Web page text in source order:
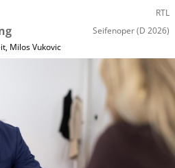
RTL
Seifenoper(D 2026)
, Milos Vukovic